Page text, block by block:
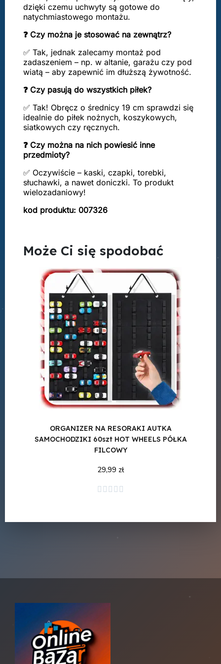
dzięki czemu uchwyty są gotowe do
natychmiastowego montażu.
❓ Czy można je stosować na zewnątrz?
✅ Tak, jednak zalecamy montaż pod
zadaszeniem – np. w altanie, garażu czy pod
wiatą – aby zapewnić im dłuższą żywotność.
❓ Czy pasują do wszystkich piłek?
✅ Tak! Obręcz o średnicy 19 cm sprawdzi się
idealnie do piłek nożnych, koszykowych,
siatkowych czy ręcznych.
❓ Czy można na nich powiesić inne
przedmioty?
✅ Oczywiście – kaski, czapki, torebki,
słuchawki, a nawet doniczki. To produkt
wielozadaniowy!
kod produktu: 007326
Może Ci się spodobać
ORGANIZER NA RESORAKI AUTKA
SAMOCHODZIKI 60szt HOT WHEELS PÓŁKA
FILCOWY
29,99 zł
    
Dodaj do koszyka